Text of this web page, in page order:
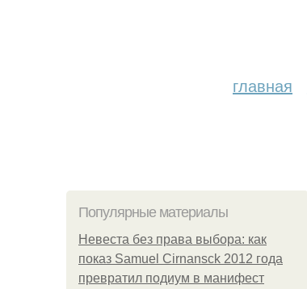
главная
Популярные материалы
Невеста без права выбора: как
показ Samuel Cirnansck 2012 года
превратил подиум в манифест